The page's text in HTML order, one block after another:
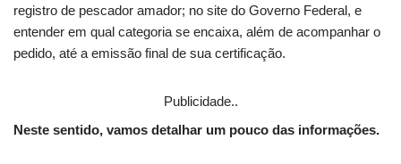
registro de pescador amador; no site do Governo Federal, e
entender em qual categoria se encaixa, além de acompanhar o
pedido, até a emissão final de sua certificação.
Publicidade..
Neste sentido, vamos detalhar um pouco das informações.